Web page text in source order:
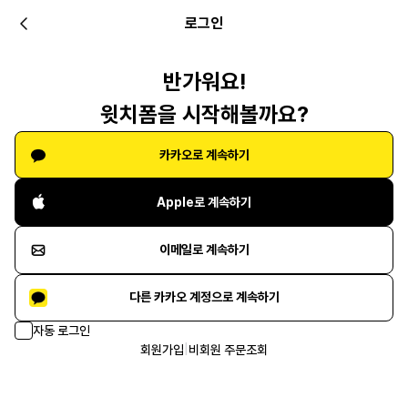
로그인
반가워요!
윗치폼을 시작해볼까요?
카카오로 계속하기
Apple로 계속하기
이메일로 계속하기
다른 카카오 계정으로 계속하기
자동 로그인
회원가입 비회원 주문조회